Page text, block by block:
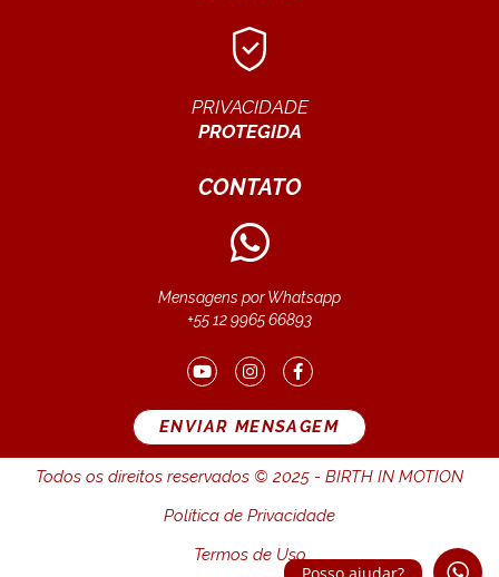
PRIVACIDADE
PROTEGIDA
CONTATO
Mensagens por Whatsapp
+55 12 9965 66893
ENVIAR MENSAGEM
Todos os direitos reservados © 2025 - BIRTH IN MOTION
Política de Privacidade
Termos de Uso
Posso ajudar?